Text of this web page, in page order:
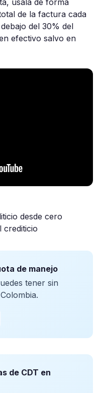
úsala de forma
de la factura cada
del 30% del
efectivo salvo en
desde cero
crediticio
de manejo
tener sin
de CDT en